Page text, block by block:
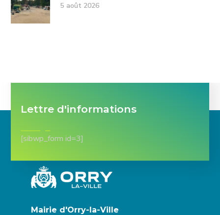
5 août 2026
Lettre d'informations
[sibwp_form id=3]
Mairie d'Orry-la-Ville